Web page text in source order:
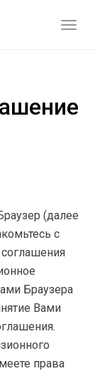
(далее
с
Браузера
Вами
права